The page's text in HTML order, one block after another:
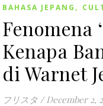
BAHASA JEPANG ,
Fenomena
Kenapa
di Warnet
フリスタ / December 2,